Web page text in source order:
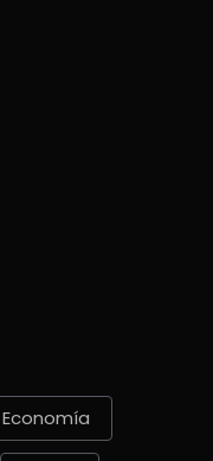
Economía